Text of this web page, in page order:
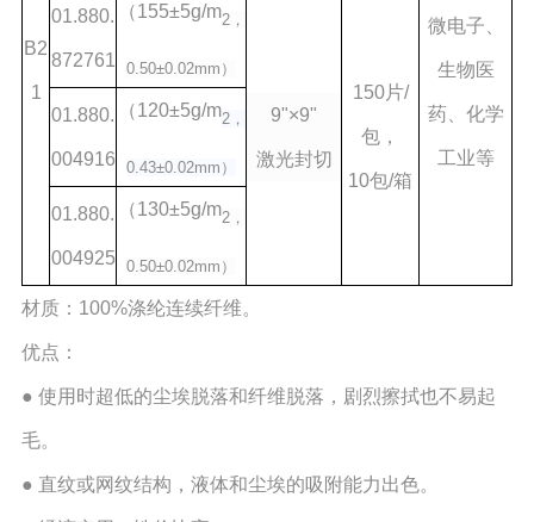
B2
1
微电子、
生物医
药、化学
工业等
01.880.
872761
（155±5g/m2，
0.50±0.02mm）
9"×9"
激光封切
150片/
包，
10包/箱
01.880.
004916
（120±5g/m2，
0.43±0.02mm）
01.880.
004925
（130±5g/m2，
0.50±0.02mm）
材质：100%涤纶连续纤维。
优点：
● 使用时超低的尘埃脱落和纤维脱落，剧烈擦拭也不易起
毛。
● 直纹或网纹结构，液体和尘埃的吸附能力出色。